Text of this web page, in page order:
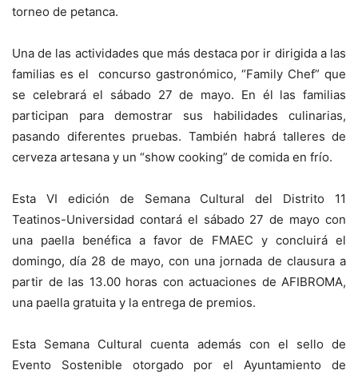
torneo de petanca.
Una de las actividades que más destaca por ir dirigida a las
familias es el concurso gastronómico, “Family Chef” que
se celebrará el sábado 27 de mayo. En él las familias
participan para demostrar sus habilidades culinarias,
pasando diferentes pruebas. También habrá talleres de
cerveza artesana y un “show cooking” de comida en frío.
Esta VI edición de Semana Cultural del Distrito 11
Teatinos-Universidad contará el sábado 27 de mayo con
una paella benéfica a favor de FMAEC y concluirá el
domingo, día 28 de mayo, con una jornada de clausura a
partir de las 13.00 horas con actuaciones de AFIBROMA,
una paella gratuita y la entrega de premios.
Esta Semana Cultural cuenta además con el sello de
Evento Sostenible otorgado por el Ayuntamiento de